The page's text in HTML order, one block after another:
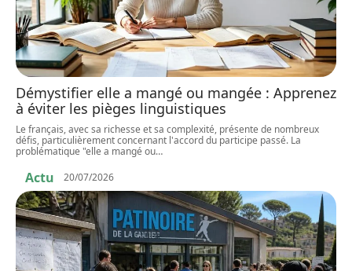
Démystifier elle a mangé ou mangée : Apprenez
à éviter les pièges linguistiques
Le français, avec sa richesse et sa complexité, présente de nombreux
défis, particulièrement concernant l'accord du participe passé. La
problématique "elle a mangé ou…
Actu 20/07/2026